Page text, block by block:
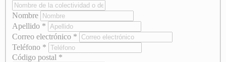
Nombre
Apellido *
Correo electrónico *
Teléfono *
Código postal *